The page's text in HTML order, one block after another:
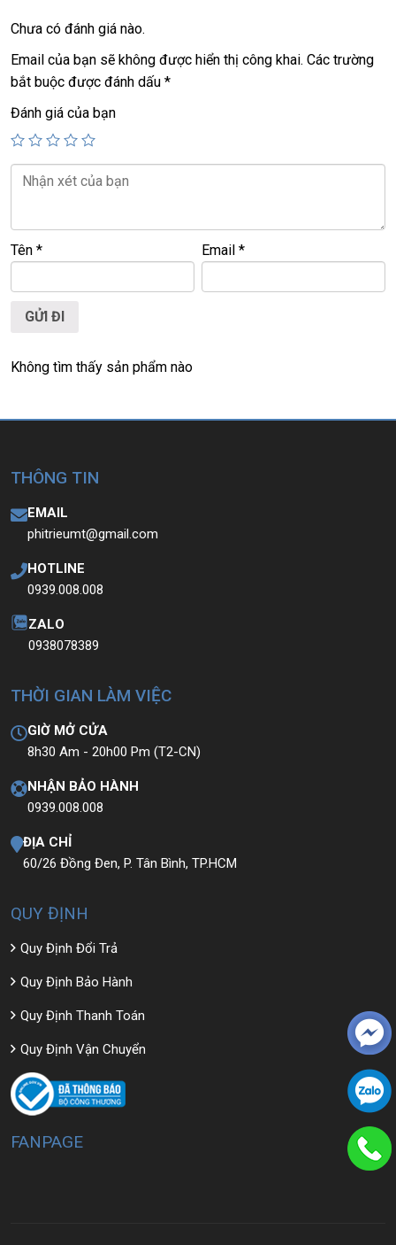
+ Finger ID, Face ID.
+ Pin 8h-10h
+ phím chiclet, có đèn bàn phím.
Giá : 33.9tr.
Chưa có đánh giá nào.
Email của bạn sẽ không được hiển thị công khai. Các trường
bắt buộc được đánh dấu *
Đánh giá của bạn
Tên * Email*
Không tìm thấy sản phẩm nào
THÔNG TIN
EMAIL
phitrieumt@gmail.com
HOTLINE
0939.008.008
ZALO
0938078389
THỜI GIAN LÀM VIỆC
GIỜ MỞ CỬA
8h30 Am - 20h00 Pm (T2-CN)
NHẬN BẢO HÀNH
0939.008.008
ĐỊA CHỈ
60/26 Đồng Đen, P. Tân Bình, TP.HCM
QUY ĐỊNH
Quy Định Đổi Trả
Quy Định Bảo Hành
Quy Định Thanh Toán
Quy Định Vận Chuyển
FANPAGE